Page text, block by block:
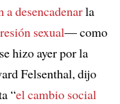
a desencadenarla
sexual— como
hizo ayer por la
Felsenthal, dijo
“el cambio social